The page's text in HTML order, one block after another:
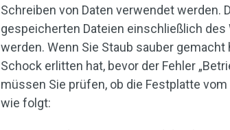
Schreiben von Daten verwendet werden.
gespeicherten Dateien einschließlich
werden. Wenn Sie Staub sauber
Schock erlitten hat, bevor der Fehler
müssen Sie prüfen, ob die Festplatte
wie folgt: